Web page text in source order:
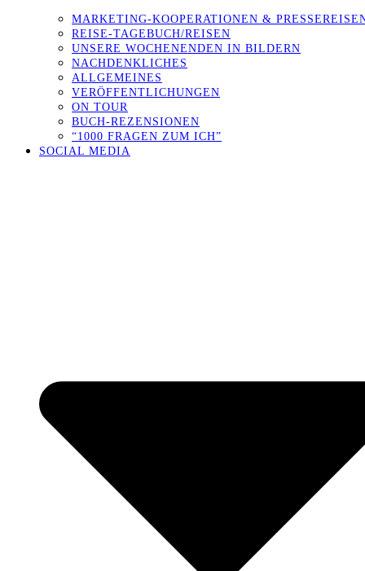
MARKETING-KOOPERATIONEN &
REISE-TAGEBUCH/REISEN
UNSERE WOCHENENDEN IN BILDERN
NACHDENKLICHES
ALLGEMEINES
VERÖFFENTLICHUNGEN
ON TOUR
BUCH-REZENSIONEN
“1000 FRAGEN ZUM ICH”
SOCIAL MEDIA